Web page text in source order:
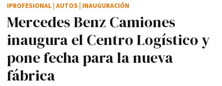
Mercedes Benz Camiones
inaugura el Centro Logístico y
pone fecha para la nueva
fábrica
IPROFESIONAL AUTOS INAUGURACIÓN